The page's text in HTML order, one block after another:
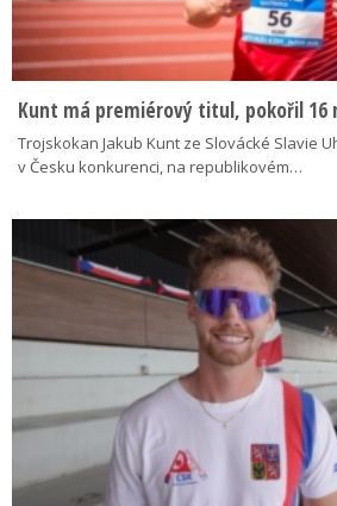
Kunt má premiérový titul, pokořil 16
Trojskokan Jakub Kunt ze Slovácké Slavie
v Česku konkurenci, na republikovém…